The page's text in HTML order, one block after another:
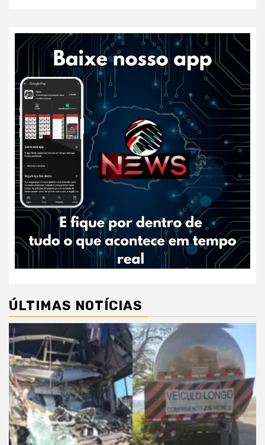
ÚLTIMAS NOTÍCIAS